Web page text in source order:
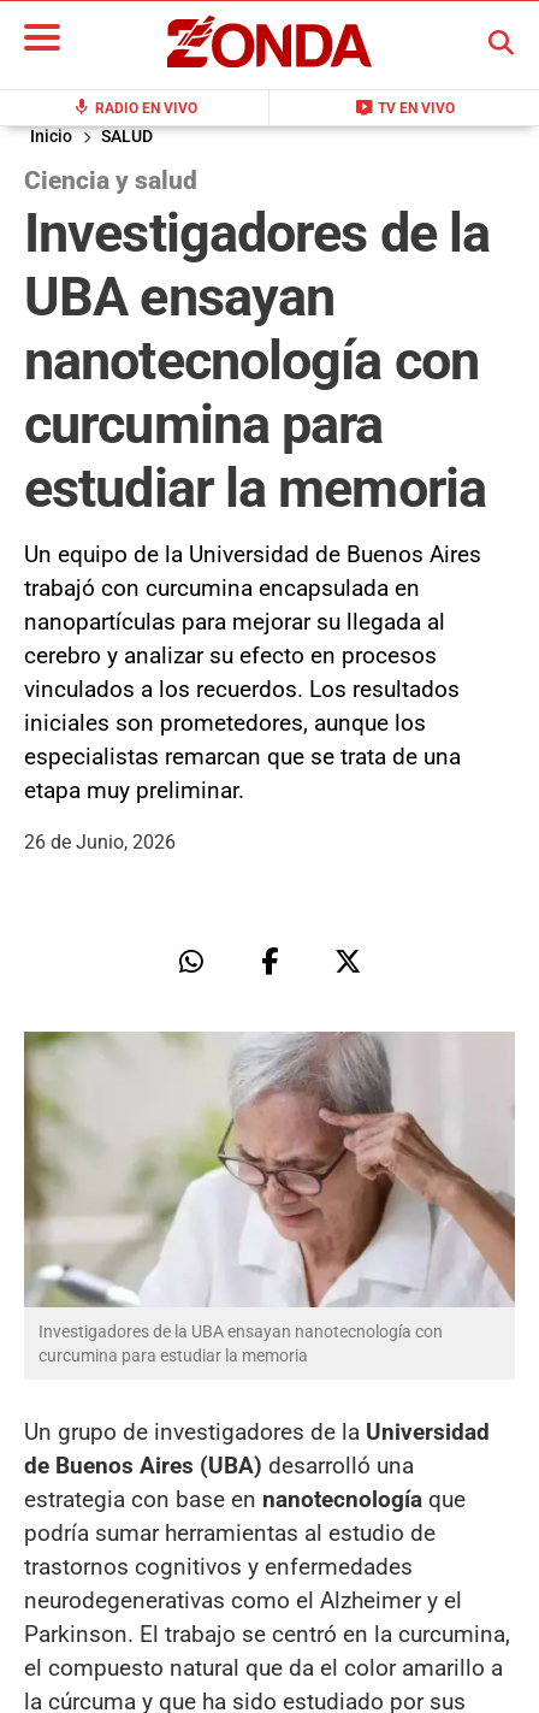
mic RADIO EN VIVO live_tv TV EN VIVO
BUSCAR
Inicio SALUD
Ciencia y salud
Investigadores de la
UBA ensayan
nanotecnología con
curcumina para
estudiar la memoria
Un equipo de la Universidad de Buenos Aires
trabajó con curcumina encapsulada en
nanopartículas para mejorar su llegada al
cerebro y analizar su efecto en procesos
vinculados a los recuerdos. Los resultados
iniciales son prometedores, aunque los
especialistas remarcan que se trata de una
etapa muy preliminar.
26 de Junio, 2026
Investigadores de la UBA ensayan nanotecnología con
curcumina para estudiar la memoria
Un grupo de investigadores de la Universidad
de Buenos Aires (UBA) desarrolló una
estrategia con base en nanotecnología que
podría sumar herramientas al estudio de
trastornos cognitivos y enfermedades
neurodegenerativas como el Alzheimer y el
Parkinson. El trabajo se centró en la curcumina,
el compuesto natural que da el color amarillo a
la cúrcuma y que ha sido estudiado por sus